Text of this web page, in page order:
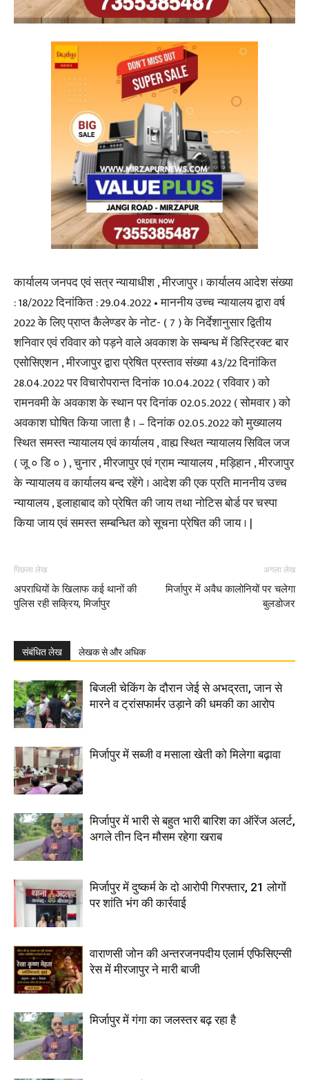
कार्यालय जनपद एवं सत्र न्यायाधीश , मीरजापुर । कार्यालय आदेश संख्या
: 18/2022 दिनांकित : 29.04.2022 • माननीय उच्च न्यायालय द्वारा वर्ष
2022 के लिए प्राप्त कैलेण्डर के नोट- ( 7 ) के निर्देशानुसार द्वितीय
शनिवार एवं रविवार को पड़ने वाले अवकाश के सम्बन्ध में डिस्ट्रिक्ट बार
एसोसिएशन , मीरजापुर द्वारा प्रेषित प्रस्ताव संख्या 43/22 दिनांकित
28.04.2022 पर विचारोपरान्त दिनांक 10.04.2022 ( रविवार ) को
रामनवमी के अवकाश के स्थान पर दिनांक 02.05.2022 ( सोमवार ) को
अवकाश घोषित किया जाता है । – दिनांक 02.05.2022 को मुख्यालय
स्थित समस्त न्यायालय एवं कार्यालय , वाह्य स्थित न्यायालय सिविल जज
( जू ० डि ० ) , चुनार , मीरजापुर एवं ग्राम न्यायालय , मड़िहान , मीरजापुर
के न्यायालय व कार्यालय बन्द रहेंगे । आदेश की एक प्रति माननीय उच्च
न्यायालय , इलाहाबाद को प्रेषित की जाय तथा नोटिस बोर्ड पर चस्पा
किया जाय एवं समस्त सम्बन्धित को सूचना प्रेषित की जाय । |
पिछला लेख
अपराधियों के खिलाफ कई थानों की
पुलिस रही सक्रिय, मिर्जापुर
अगला लेख
मिर्जापुर में अवैध कालोनियों पर चलेगा
बुलडोजर
संबंधित लेख लेखक से और अधिक
बिजली चेकिंग के दौरान जेई से अभद्रता, जान से
मारने व ट्रांसफार्मर उड़ाने की धमकी का आरोप
मिर्जापुर में सब्जी व मसाला खेती को मिलेगा बढ़ावा
मिर्जापुर में भारी से बहुत भारी बारिश का ऑरेंज अलर्ट,
अगले तीन दिन मौसम रहेगा खराब
मिर्जापुर में दुष्कर्म के दो आरोपी गिरफ्तार, 21 लोगों
पर शांति भंग की कार्रवाई
वाराणसी जोन की अन्तरजनपदीय एलार्म एफिसिएन्सी
रेस में मीरजापुर ने मारी बाजी
मिर्जापुर में गंगा का जलस्तर बढ़ रहा है